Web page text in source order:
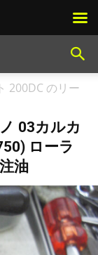
200DC のリー
03カルカ
ローラ
油